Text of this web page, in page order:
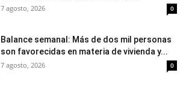
7 agosto, 2026 0
Balance semanal: Más de dos mil personas
son favorecidas en materia de vivienda y...
7 agosto, 2026 0